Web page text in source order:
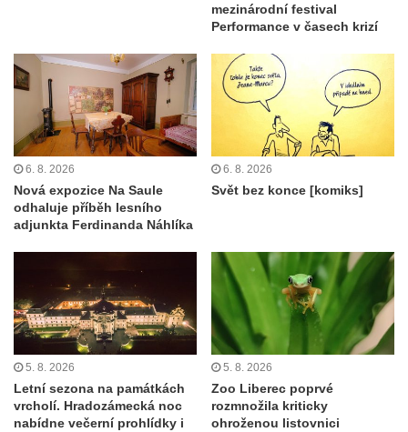
mezinárodní festival
Performance v časech krizí
6. 8. 2026
Nová expozice Na Saule
odhaluje příběh lesního
adjunkta Ferdinanda Náhlíka
6. 8. 2026
Svět bez konce [komiks]
5. 8. 2026
Letní sezona na památkách
vrcholí. Hradozámecká noc
nabídne večerní prohlídky i
5. 8. 2026
Zoo Liberec poprvé
rozmnožila kriticky
ohroženou listovnici